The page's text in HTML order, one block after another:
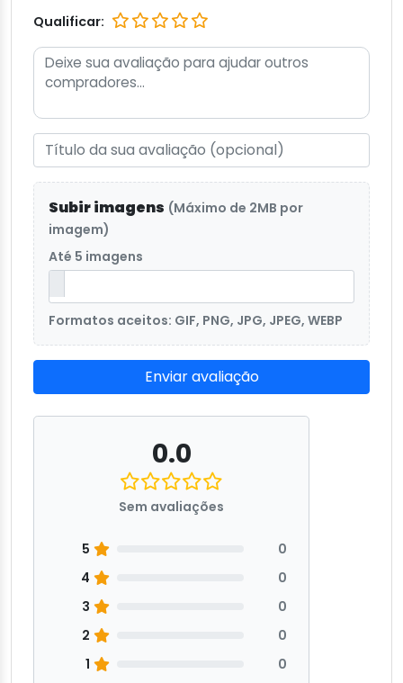
Qualificar:
Subir imagens (Máximo de 2MB por
imagem)
Até 5 imagens
Formatos aceitos: GIF, PNG, JPG, JPEG, WEBP
Enviar avaliação
0.0
Sem avaliações
5
0
4
0
3
0
2
0
1
0